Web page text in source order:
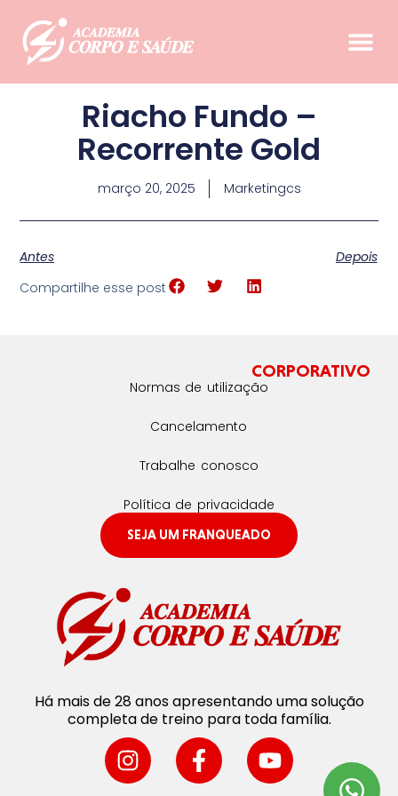
Riacho Fundo –
Recorrente Gold
março 20, 2025 Marketingcs
Antes
Depois
Compartilhe esse post
CORPORATIVO
Normas de utilização
Cancelamento
Trabalhe conosco
Política de privacidade
SEJA UM FRANQUEADO
Há mais de 28 anos apresentando uma solução
completa de treino para toda família.